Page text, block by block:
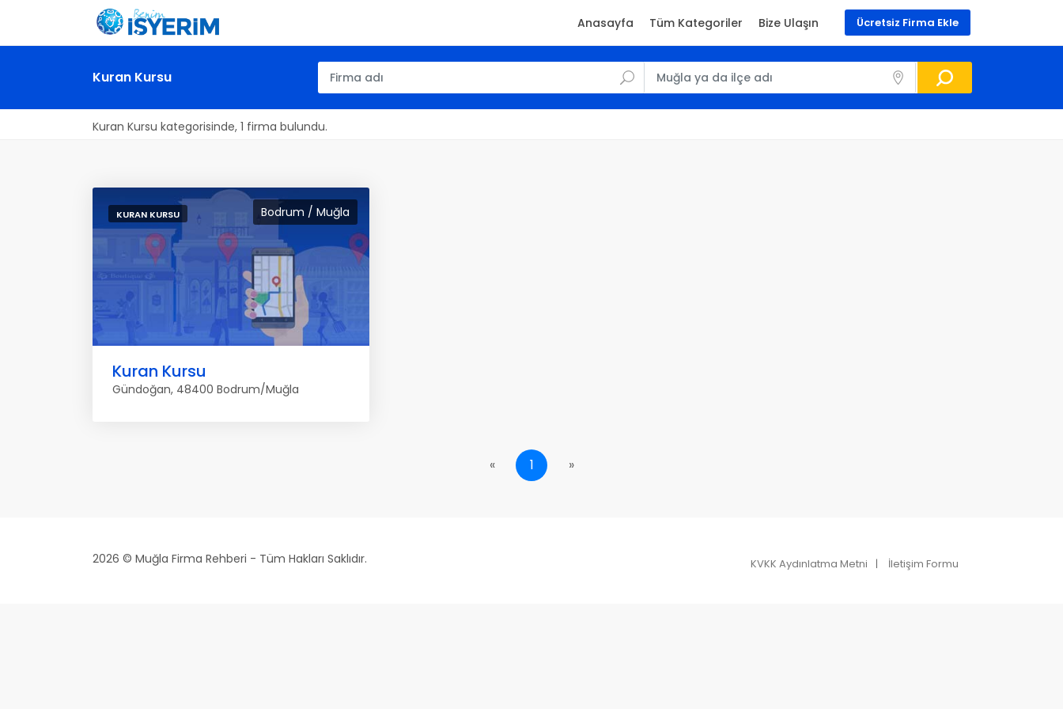
Ücretsiz Firma Ekle
Anasayfa Tüm Kategoriler Bize Ulaşın
Kuran Kursu
Kuran Kursu kategorisinde, 1 firma bulundu.
Bodrum / Muğla
KURAN KURSU
Kuran Kursu
Gündoğan, 48400 Bodrum/Muğla
« 1 »
2026 © Muğla Firma Rehberi - Tüm Hakları Saklıdır. KVKK Aydınlatma Metni İletişim Formu